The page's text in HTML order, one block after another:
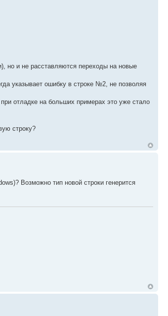
но и не расставляются переходы на новые
указывает ошибку в строке №2, не позволяя
отладке на больших примерах это уже стало
строку?
Возможно тип новой строки генерится